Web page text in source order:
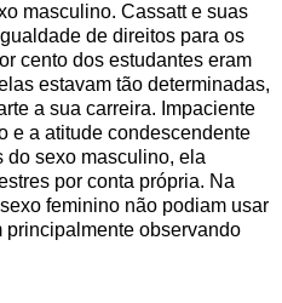
masculino. Cassatt e suas
de direitos para os
cento dos estudantes eram
estavam tão determinadas,
a sua carreira. Impaciente
e a atitude condescendente
do sexo masculino, ela
por conta própria. Na
feminino não podiam usar
principalmente observando